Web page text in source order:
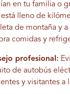
en tu familia o
lleno de
de montaña y
comidas y
profesional:
de autobús
y visitantes a